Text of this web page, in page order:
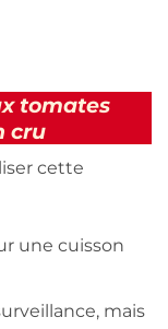
tomates
cru
cette
une cuisson
mais